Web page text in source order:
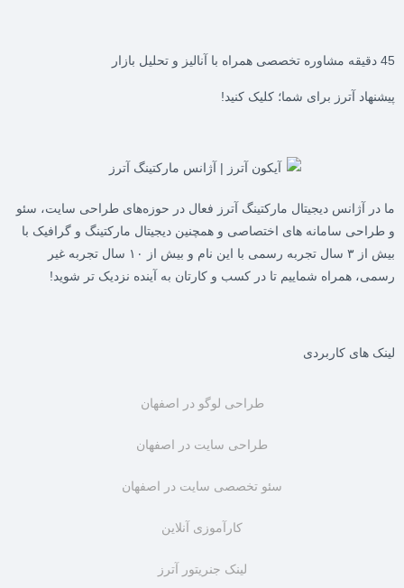
45 دقیقه مشاوره تخصصی همراه با آنالیز و تحلیل بازار
پیشنهاد آترز برای شما؛ کلیک کنید!
ما در آژانس دیجیتال مارکتینگ آترز فعال در حوزه‌های طراحی سایت، سئو
و طراحی سامانه های اختصاصی و همچنین دیجیتال مارکتینگ و گرافیک با
بیش از ۳ سال تجربه رسمی با این نام و بیش از ۱۰ سال تجربه غیر
رسمی، همراه شماییم تا در کسب و کارتان به آینده نزدیک تر شوید!
لینک های کاربردی
طراحی لوگو در اصفهان
طراحی سایت در اصفهان
سئو تخصصی سایت در اصفهان
کارآموزی آنلاین
لینک جنریتور آترز